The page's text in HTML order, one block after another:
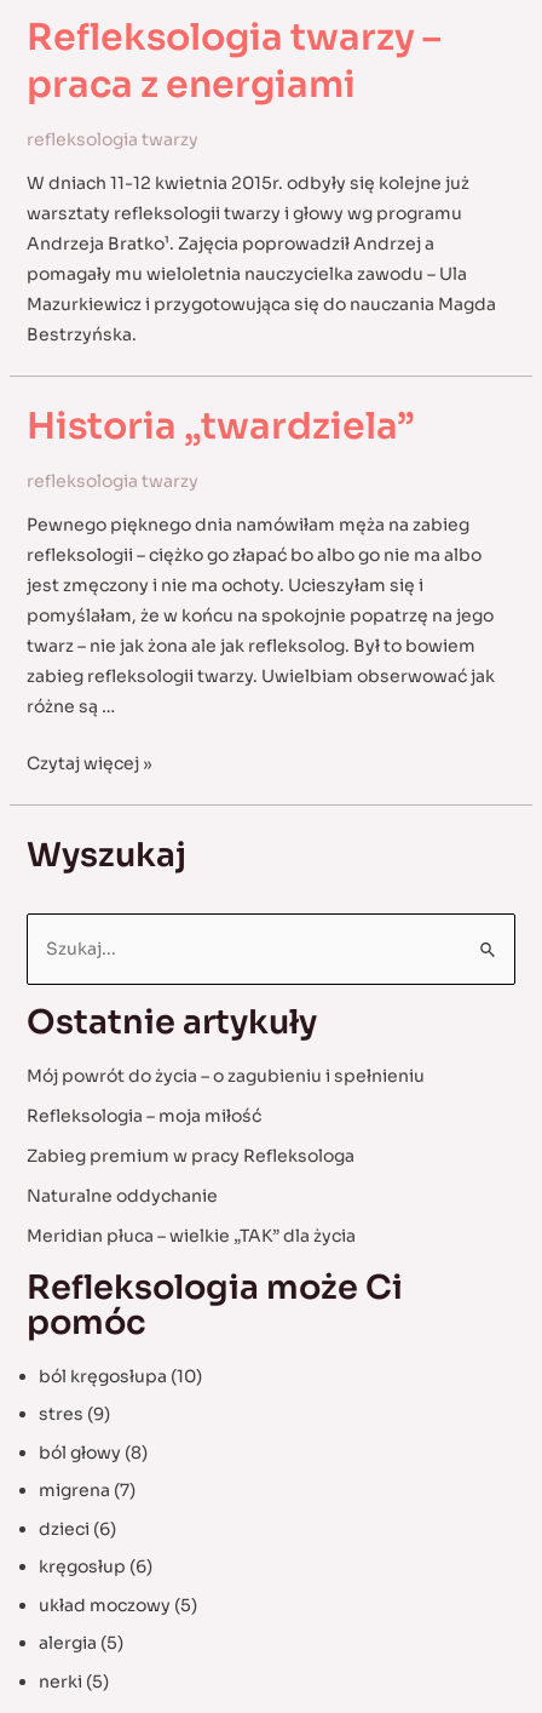
Refleksologia twarzy –
praca z energiami
refleksologia twarzy
W dniach 11-12 kwietnia 2015r. odbyły się kolejne już
warsztaty refleksologii twarzy i głowy wg programu
Andrzeja Bratko¹. Zajęcia poprowadził Andrzej a
pomagały mu wieloletnia nauczycielka zawodu – Ula
Mazurkiewicz i przygotowująca się do nauczania Magda
Bestrzyńska.
Historia „twardziela”
refleksologia twarzy
Pewnego pięknego dnia namówiłam męża na zabieg
refleksologii – ciężko go złapać bo albo go nie ma albo
jest zmęczony i nie ma ochoty. Ucieszyłam się i
pomyślałam, że w końcu na spokojnie popatrzę na jego
twarz – nie jak żona ale jak refleksolog. Był to bowiem
zabieg refleksologii twarzy. Uwielbiam obserwować jak
różne są …
Historia
Czytaj więcej »
Wyszukaj
r
c
o
r
:
Ostatnie artykuły
Mój powrót do życia – o zagubieniu i spełnieniu
Refleksologia – moja miłość
Zabieg premium w pracy Refleksologa
Naturalne oddychanie
Meridian płuca – wielkie „TAK” dla życia
Refleksologia może Ci
pomóc
ból kręgosłupa (10)
stres (9)
ból głowy (8)
migrena (7)
dzieci (6)
kręgosłup (6)
układ moczowy (5)
alergia (5)
nerki (5)